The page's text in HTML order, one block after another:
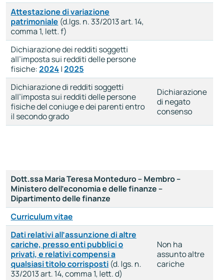
Attestazione di variazione
patrimoniale (d.lgs. n. 33/2013 art. 14,
comma 1, lett. f)
Dichiarazione dei redditi soggetti
all’imposta sui redditi delle persone
fisiche:2024 |2025
Dichiarazione di redditi soggetti
all’imposta sui redditi delle persone
fisiche del coniuge e dei parenti entro
il secondo grado
Dichiarazione
di negato
consenso
Dott.ssa Maria Teresa Monteduro – Membro –
Ministero dell’economia e delle finanze –
Dipartimento delle finanze
Curriculum vitae
Dati relativi all’assunzione di altre
cariche, presso enti pubblici o
privati, e relativi compensi a
qualsiasi titolo corrisposti (d. lgs. n.
33/2013 art. 14, comma 1, lett. d)
Non ha
assunto altre
cariche